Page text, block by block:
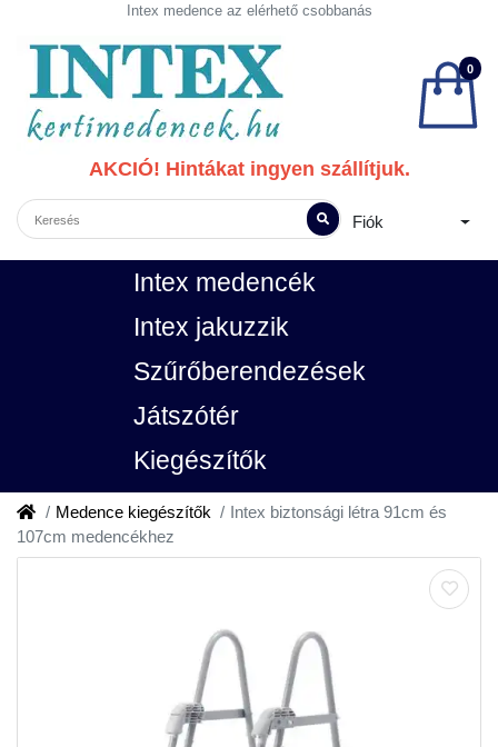
Intex medence az elérhető csobbanás
0
AKCIÓ! Hintákat ingyen szállítjuk.
Fiók
Intex medencék
Intex jakuzzik
Szűrőberendezések
Játszótér
Kiegészítők
Medence kiegészítők
Intex biztonsági létra 91cm és
107cm medencékhez